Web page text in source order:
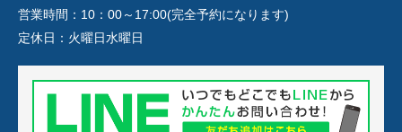
営業時間： 10：00～17:00(完全予約になります)
定休日： 火曜日水曜日